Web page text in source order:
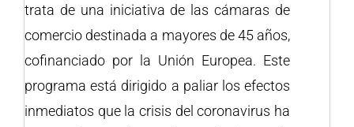
trata de una iniciativa de las cámaras de
comercio destinada a mayores de 45 años,
cofinanciado por la Unión Europea. Este
programa está dirigido a paliar los efectos
inmediatos que la crisis del coronavirus ha